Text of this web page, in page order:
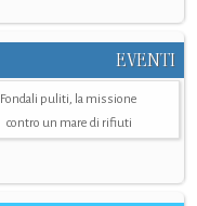
EVENTI
Fondali puliti, la missione
contro un mare di rifiuti